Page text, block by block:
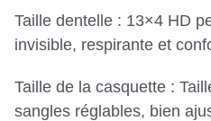
Taille dentelle : 13×4 HD
invisible, respirante et
Taille de la casquette :
sangles réglables, bien